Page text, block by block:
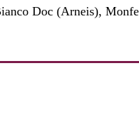
Doc (Arneis),